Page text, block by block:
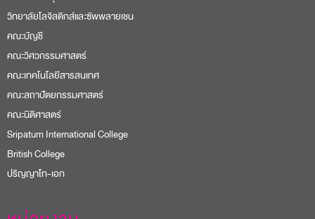
วิทยาลัยโลจิสติกส์และซัพพลายเชน
คณะบัญชี
คณะวิศวกรรมศาสตร์
คณะเทคโนโลยีสารสนเทศ
คณะสถาปัตยกรรมศาสตร์
คณะนิติศาสตร์
Sripatum International College
British College
ปริญญาโท-เอก